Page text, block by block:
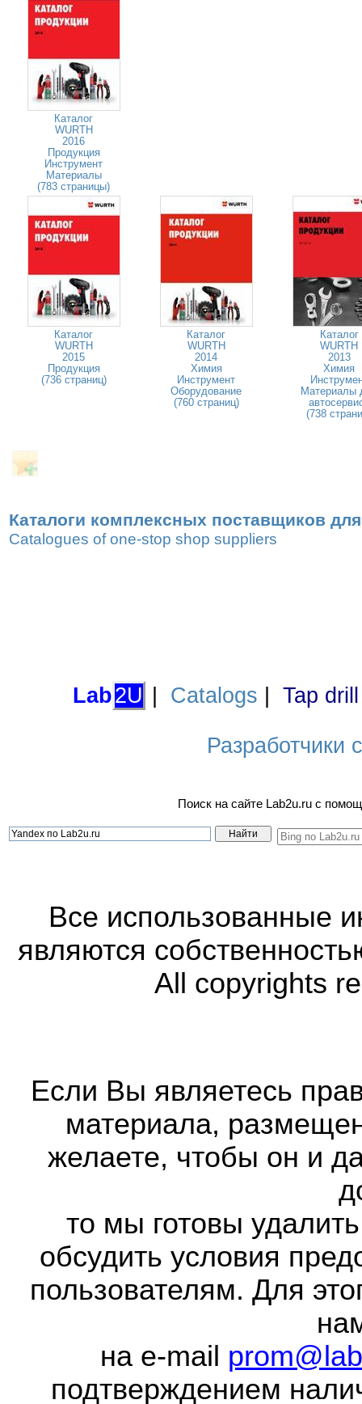
Каталог
WURTH
2016
Продукция
Инструмент
Материалы
(783 страницы)
Каталог
WURTH
2015
Продукция
(736 страниц)
Каталог
WURTH
2014
Химия
Инструмент
Оборудование
(760 страниц)
Каталог
WURTH
2013
Химия
Материалы
(738
Каталоги комплексных поставщиков
Catalogues of one-stop shop suppliers
Lab2U Catalogs Tap
Разработчики
Поиск на сайте Lab2u.ru с
Все использованные
являются
All copyrights
Если Вы являетесь
материала,
желаете, чтобы он и
то мы готовы
обсудить условия
пользователям. Для
на e-mail
подтверждением